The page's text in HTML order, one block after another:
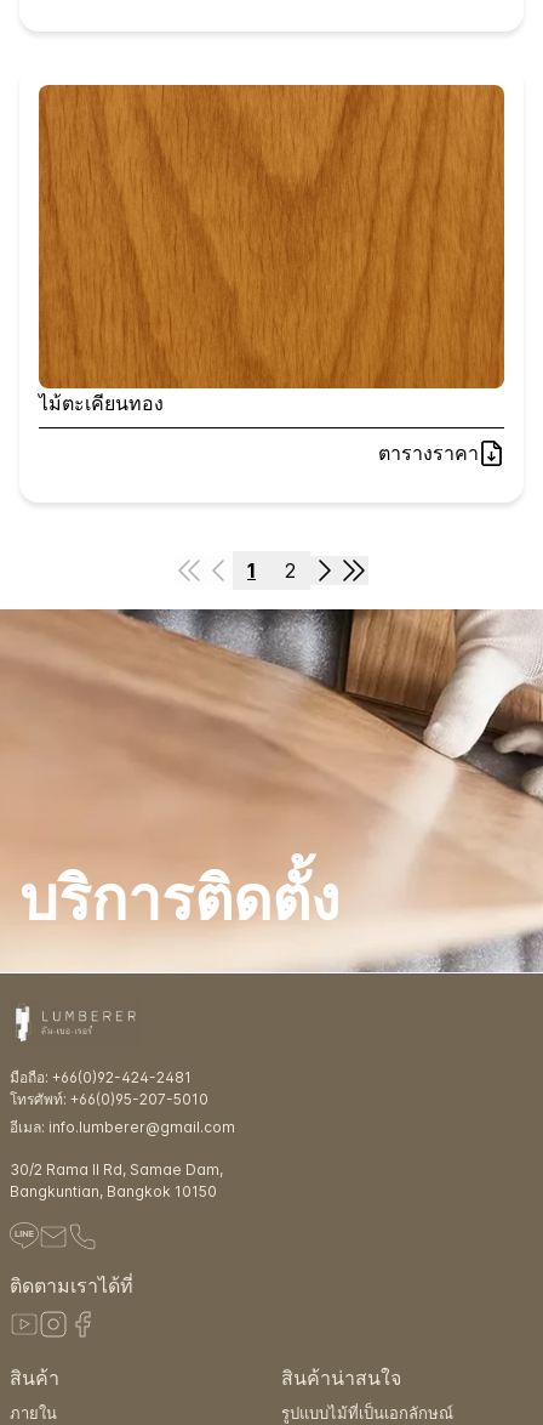
ไม้ตะเคียนทอง
ตารางราคา
1 2
บริการติดตั้ง
มือถือ: +66(0)92-424-2481
โทรศัพท์: +66(0)95-207-5010
อีเมล: info.lumberer@gmail.com
30/2 Rama ll Rd, Samae Dam,
Bangkuntian, Bangkok 10150
ติดตามเราได้ที่
สินค้า
ภายใน
สินค้าน่าสนใจ
รูปแบบไม้ที่เป็นเอกลักษณ์